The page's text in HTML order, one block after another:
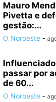
Mauro
Pivetta e
gestão:...
O Noroeste -
passar por
de 60...
O Noroeste -